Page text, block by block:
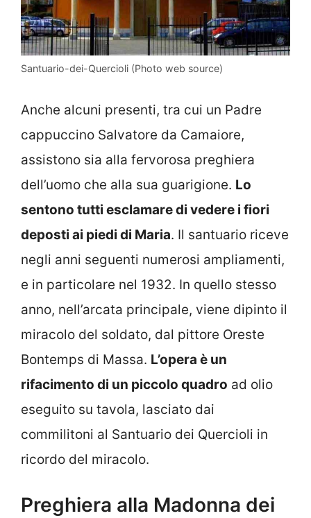
Santuario-dei-Quercioli (Photo web source)
Anche alcuni presenti, tra cui un Padre
cappuccino Salvatore da Camaiore,
assistono sia alla fervorosa preghiera
dell’uomo che alla sua guarigione. Lo
sentono tutti esclamare di vedere i fiori
deposti ai piedi di Maria. Il santuario riceve
negli anni seguenti numerosi ampliamenti,
e in particolare nel 1932. In quello stesso
anno, nell’arcata principale, viene dipinto il
miracolo del soldato, dal pittore Oreste
Bontemps di Massa. L’opera è un
rifacimento di un piccolo quadro ad olio
eseguito su tavola, lasciato dai
commilitoni al Santuario dei Quercioli in
ricordo del miracolo.
Preghiera alla Madonna dei